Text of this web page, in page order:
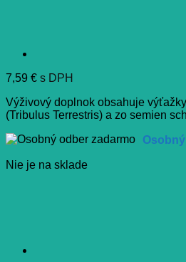
7,59 € s DPH
Výživový doplnok obsahuje
(Tribulus Terrestris) a zo semien
Nie je na sklade